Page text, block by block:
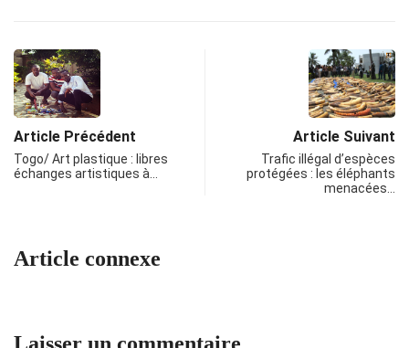
Article Précédent
Togo/ Art plastique : libres
échanges artistiques à…
Article Suivant
Trafic illégal d’espèces
protégées : les éléphants
menacées…
Article connexe